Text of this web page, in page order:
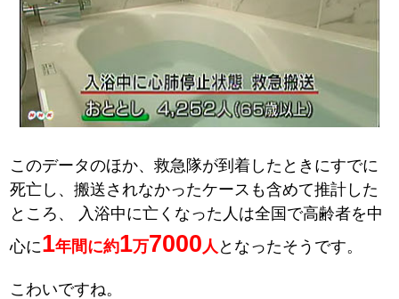
このデータのほか、救急隊が到着したときにすでに
死亡し、搬送されなかったケースも含めて推計した
ところ、
入浴中に亡くなった人は全国で高齢者を中
心に1年間に約1万7000 人 となったそうです。
こわいですね。